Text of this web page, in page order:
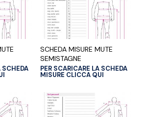
SCHEDA
SCHEDA MISURE MUTE
SEMISTAGNE
PER SCARICARE LA SCHEDA
MISURE CLICCA QUI